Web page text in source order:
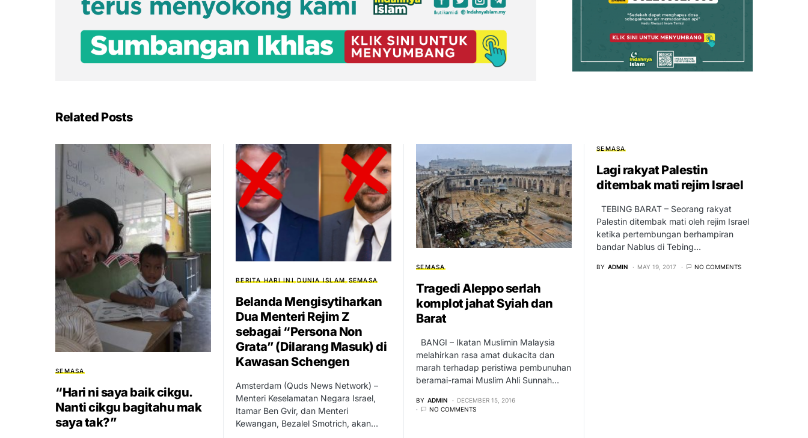
Related Posts
SEMASA
“Hari ni saya baik cikgu.
Nanti cikgu bagitahu mak
saya tak?”
BERITA HARI INI DUNIA ISLAM SEMASA
Belanda Mengisytiharkan
Dua Menteri Rejim Z
sebagai “Persona Non
Grata” (Dilarang Masuk) di
Kawasan Schengen
Amsterdam (Quds News Network) –
Menteri Keselamatan Negara Israel,
Itamar Ben Gvir, dan Menteri
Kewangan, Bezalel Smotrich, akan…
SEMASA
Tragedi Aleppo serlah
komplot jahat Syiah dan
Barat
BANGI – Ikatan Muslimin Malaysia
melahirkan rasa amat dukacita dan
marah terhadap peristiwa pembunuhan
beramai-ramai Muslim Ahli Sunnah…
BY ADMIN
DECEMBER 15, 2016
NO COMMENTS
SEMASA
Lagi rakyat Palestin
ditembak mati rejim Israel
TEBING BARAT – Seorang rakyat
Palestin ditembak mati oleh rejim Israel
ketika pertembungan berhampiran
bandar Nablus di Tebing…
BY ADMIN MAY 19, 2017 NO COMMENTS